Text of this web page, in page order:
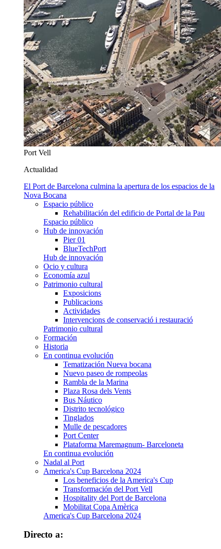
Port Vell
Actualidad
El Port de Barcelona culmina la apertura de los espacios de la
Nova Bocana
Espacio público
Rehabilitación del edificio de Portal de la Pau
Espacio público
Hub de innovación
Pier 01
BlueTechPort
Hub de innovación
Ocio y cultura
Economía azul
Patrimonio cultural
Exposicions
Publicacions
Actividades
Intervencions de conservació i restauració
Patrimonio cultural
Formación
Historia
En continua evolución
Tematización Nueva bocana
Nuevo paseo de rompeolas
Rambla de la Marina
Plaza Rosa dels Vents
Bus Náutico
Distrito tecnológico
Tinglados
Mulle de pescadores
Port Center
Plataforma Maremagnum- Barceloneta
En continua evolución
Nadal al Port
America's Cup Barcelona 2024
Los beneficios de la America's Cup
Transformación del Port Vell
Hospitality del Port de Barcelona
Mobilitat Copa Amèrica
America's Cup Barcelona 2024
Directo a: